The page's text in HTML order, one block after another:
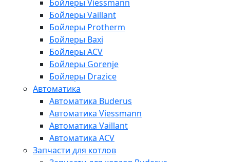
Бойлеры Viessmann
Бойлеры Vaillant
Бойлеры Protherm
Бойлеры Baxi
Бойлеры ACV
Бойлеры Gorenje
Бойлеры Drazice
Автоматика
Автоматика Buderus
Автоматика Viessmann
Автоматика Vaillant
Автоматика ACV
Запчасти для котлов